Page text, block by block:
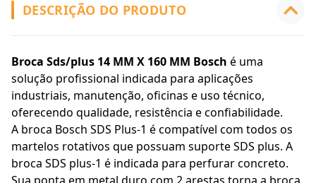
DESCRIÇÃO DO PRODUTO
Broca Sds/plus 14 MM X 160 MM Bosch é uma
solução profissional indicada para aplicações
industriais, manutenção, oficinas e uso técnico,
oferecendo qualidade, resistência e confiabilidade.
A broca Bosch SDS Plus-1 é compatível com todos os
martelos rotativos que possuam suporte SDS plus. A
broca SDS plus-1 é indicada para perfurar concreto.